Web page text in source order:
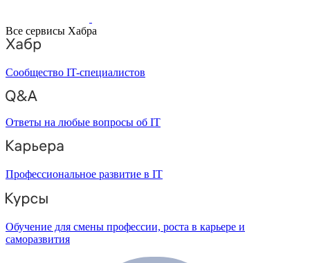
Все сервисы Хабра
Сообщество IT-специалистов
Ответы на любые вопросы об IT
Профессиональное развитие в IT
Обучение для смены профессии, роста в карьере и
саморазвития